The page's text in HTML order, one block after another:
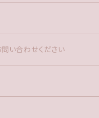
い合わせください